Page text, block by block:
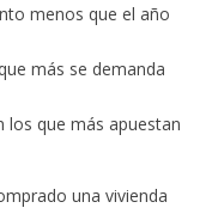
menos que el año
más se demanda
los que más apuestan
una vivienda